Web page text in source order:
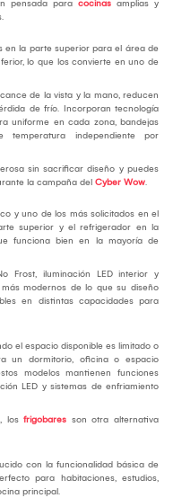
pensada para cocinas amplias y
en la parte superior para el área de
lo que los convierte en uno de
de la vista y la mano, reducen
de frío. Incorporan tecnología
uniforme en cada zona, bandejas
independiente por
sin sacrificar diseño y puedes
la campaña del Cyber Wow.
y uno de los más solicitados en el
superior y el refrigerador en la
funciona bien en la mayoría de
Frost, iluminación LED interior y
modernos de lo que su diseño
en distintas capacidades para
el espacio disponible es limitado o
un dormitorio, oficina o espacio
modelos mantienen funciones
LED y sistemas de enfriamiento
los frigobares son otra alternativa
con la funcionalidad básica de
para habitaciones, estudios,
principal.